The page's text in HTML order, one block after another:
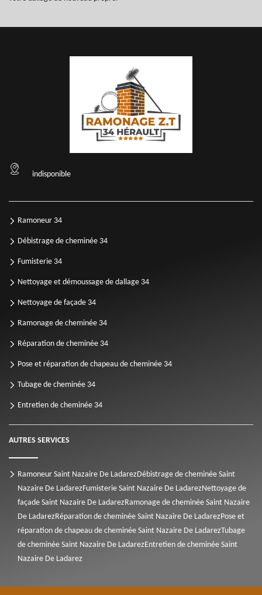
indisponible
Ramoneur 34
Débistrage de cheminée 34
Fumisterie 34
Nettoyage et démoussage de dallage 34
Nettoyage de façade 34
Ramonage de cheminée 34
Réparation de cheminée 34
Pose et réparation de chapeau de cheminée 34
Tubage de cheminée 34
Entretien de cheminée 34
AUTRES SERVICES
Ramoneur Saint Nazaire De LadarezDébistrage de cheminée Saint
Nazaire De LadarezFumisterie Saint Nazaire De LadarezNettoyage de
façade Saint Nazaire De LadarezRamonage de cheminée Saint Nazaire
De LadarezRéparation de cheminée Saint Nazaire De LadarezPose et
réparation de chapeau de cheminée Saint Nazaire De LadarezTubage
de cheminée Saint Nazaire De LadarezEntretien de cheminée Saint
Nazaire De Ladarez